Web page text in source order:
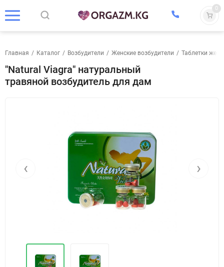
0
Главная / Каталог / Возбудители / Женские возбудители / Таблетки
"Natural Viagra" натуральный
травяной возбудитель для дам
‹ ›